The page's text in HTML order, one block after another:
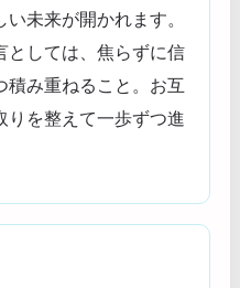
未来が開かれます。
としては、焦らずに信
積み重ねること。お互
りを整えて一歩ずつ進